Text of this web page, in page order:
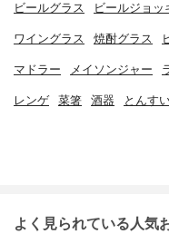
ビールグラス ビールジョッ
ワイングラス 焼酎グラス
マドラー メイソンジャー
レンゲ 菜箸 酒器 とんす
よく見られている人気